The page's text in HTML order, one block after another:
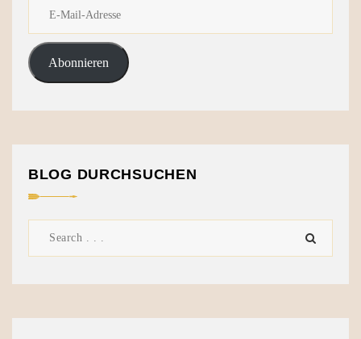
Abonnieren
BLOG DURCHSUCHEN